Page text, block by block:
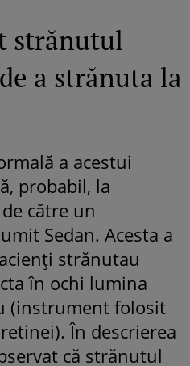
strănutul
a strănuta la
a acestui
probabil, la
către un
Sedan. Acesta a
strănutau
în ochi lumina
(instrument folosit
În descrierea
că strănutul